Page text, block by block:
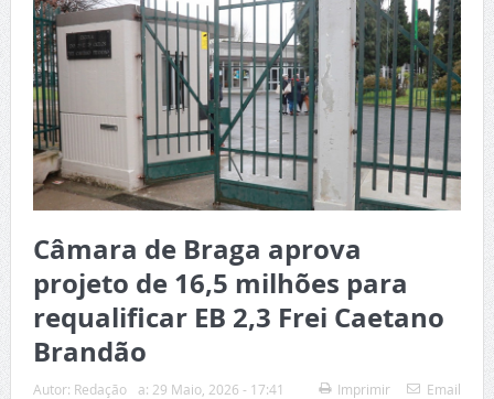
Câmara de Braga aprova
projeto de 16,5 milhões para
requalificar EB 2,3 Frei Caetano
Brandão
Autor: Redação a: 29 Maio, 2026 - 17:41 Imprimir Email